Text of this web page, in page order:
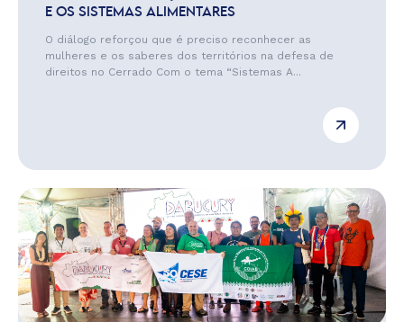
E OS SISTEMAS ALIMENTARES
O diálogo reforçou que é preciso reconhecer as
mulheres e os saberes dos territórios na defesa de
direitos no Cerrado Com o tema “Sistemas A...